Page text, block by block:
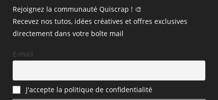
Rejoignez la communauté Quiscrap ! 🎨
Recevez nos tutos, idées créatives et offres exclusives
directement dans votre boîte mail
E-mail
J'accepte la politique de confidentialité